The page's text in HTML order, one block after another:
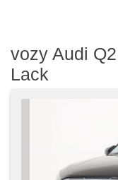
vozy Audi
Lack